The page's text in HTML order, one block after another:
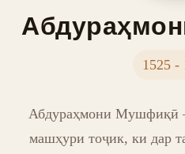
1525 -
Абдураҳмони Мушфиқӣ
машҳури тоҷик, ки дар